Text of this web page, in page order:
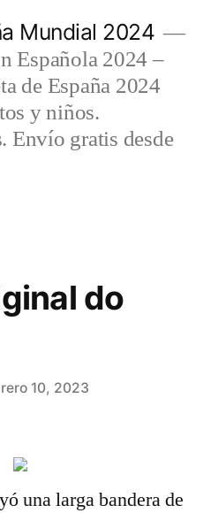
Mundial 2024
Española 2024 –
de España 2024
y niños.
Envío gratis desde
do
10, 2023
una larga bandera de